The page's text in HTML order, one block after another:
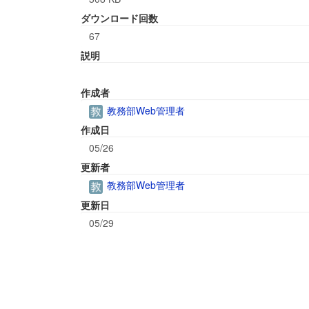
ダウンロード回数
67
説明
作成者
教務部Web管理者
作成日
05/26
更新者
教務部Web管理者
更新日
05/29